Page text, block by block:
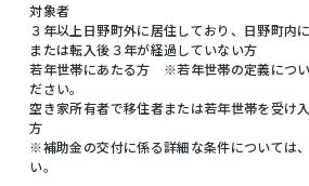
対象者
３年以上日野町外に居住しており、日野町内
または転入後３年が経過していない方
若年世帯にあたる方 ※若年世帯の定義につ
ださい。
空き家所有者で移住者または若年世帯を受け
方
※補助金の交付に係る詳細な条件については
い。